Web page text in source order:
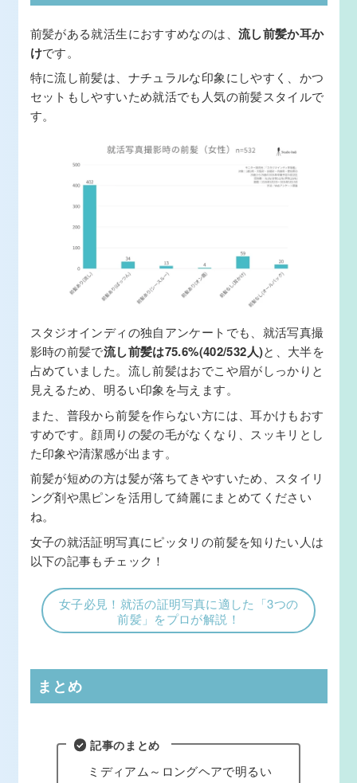
前髪がある就活生におすすめなのは、 流し前髪か耳か
けです。
特に流し前髪は、ナチュラルな印象にしやすく、かつ
セットもしやすいため就活でも人気の前髪スタイルで
す。
スタジオインディの独自アンケートでも、就活写真撮
影時の前髪で流し前髪は75.6%(402/532人)と、大半を
占めていました。流し前髪はおでこや眉がしっかりと
見えるため、明るい印象を与えます。
また、普段から前髪を作らない方には、耳かけもおす
すめです。顔周りの髪の毛がなくなり、スッキリとし
た印象や清潔感が出ます。
前髪が短めの方は髪が落ちてきやすいため、スタイリ
ング剤や黒ピンを活用して綺麗にまとめてください
ね。
女子の就活証明写真にピッタリの前髪を知りたい人は
以下の記事もチェック！
女子必見！就活の証明写真に適した「3つの
前髪」をプロが解説！
まとめ
記事のまとめ
ミディアム～ロングヘアで明るい